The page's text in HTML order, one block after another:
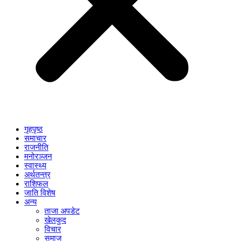
गृहपृष्ठ
समाचार
राजनीति
मनोरञ्जन
स्वास्थ्य
अर्थतन्त्र
राशिफल
जाति विशेष
अन्य
ताजा अपडेट
खेलकुद
विचार
समाज